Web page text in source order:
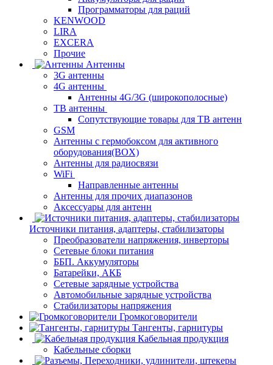
Программаторы для раций
KENWOOD
LIRA
EXCERA
Прочие
Антенны
3G антенны
4G антенны
Антенны 4G/3G (широкополосные)
ТВ антенны
Сопутствующие товары для ТВ антенн
GSM
Антенны с гермобоксом для активного
оборудования(BOX)
Антенны для радиосвязи
WiFi
Направленные антенны
Антенны для прочих диапазонов
Аксессуары для антенн
Источники питания, адаптеры, стабилизаторы
Преобразователи напряжения, инверторы
Сетевые блоки питания
ББП. Аккумуляторы
Батарейки, АКБ
Сетевые зарядные устройства
Автомобильные зарядные устройства
Стабилизаторы напряжения
Громкоговорители
Тангенты, гарнитуры
Кабельная продукция
Кабельные сборки